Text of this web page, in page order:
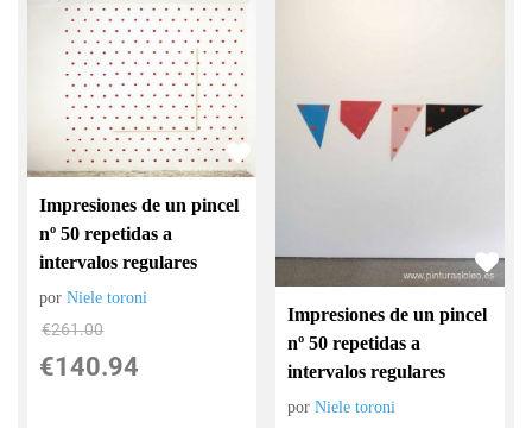
Impresiones de un pincel
nº 50 repetidas a
intervalos regulares
porNiele toroni
€261.00
€140.94
Impresiones de un pincel
nº 50 repetidas a
intervalos regulares
porNiele toroni